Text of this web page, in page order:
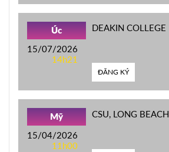
Úc
15/07/2026
14h21
DEAKIN COLLEGE
ĐĂNG KÝ
Mỹ
15/04/2026
11h00
CSU, LONG BEACH